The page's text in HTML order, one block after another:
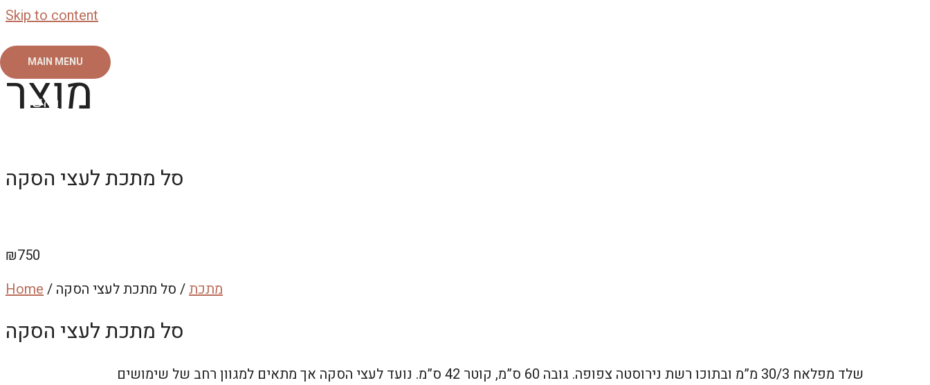
Skip to content
MAIN MENU
ראשי
מוצר
סל מתכת לעצי הסקה
₪750
Home/ מתכת/ סל מתכת לעצי הסקה
סל מתכת לעצי הסקה
שלד מפלאח 30/3 מ”מ ובתוכו רשת נירוסטה צפופה. גובה 60 ס”מ, קוטר 42 ס”מ. נועד לעצי הסקה אך מתאים למגוון רחב של שימושים